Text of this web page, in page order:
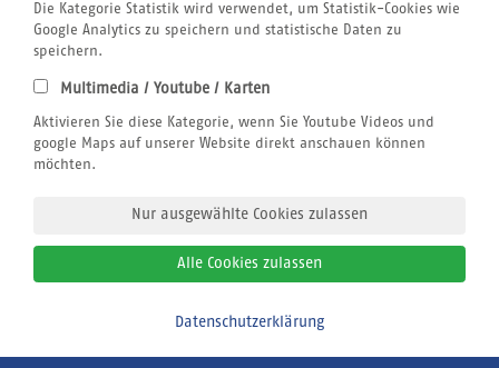
Tauchbasis Port Ghalib
Extra Divers Fayrouz
Die Kategorie Statistik wird verwendet, um Statistik-Cookies wie
Google Analytics zu speichern und statistische Daten zu
speichern.
Multimedia / Youtube / Karten
Aktivieren Sie diese Kategorie, wenn Sie Youtube Videos und
google Maps auf unserer Website direkt anschauen können
möchten.
Nur ausgewählte Cookies zulassen
Alle Cookies zulassen
Datenschutzerklärung